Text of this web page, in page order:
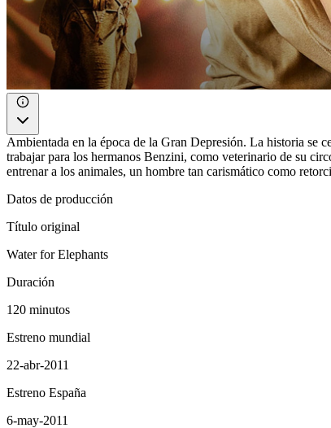
Ambientada en la época de la Gran Depresión. La historia se
trabajar para los hermanos Benzini, como veterinario de su
entrenar a los animales, un hombre tan carismático como
Datos de producción
Título original
Water for Elephants
Duración
120 minutos
Estreno mundial
22-abr-2011
Estreno España
6-may-2011